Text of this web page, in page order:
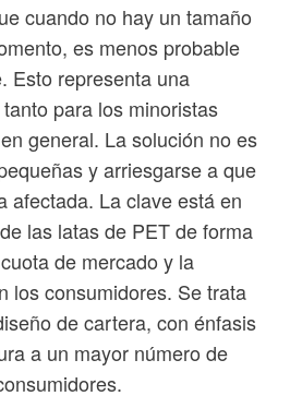
cuando no hay un tamaño
es menos probable
Esto representa una
para los minoristas
general. La solución no es
y arriesgarse a que
afectada. La clave está en
las latas de PET de forma
de mercado y la
los consumidores. Se trata
de cartera, con énfasis
a un mayor número de